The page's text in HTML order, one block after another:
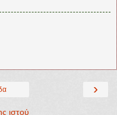
›
ιστού